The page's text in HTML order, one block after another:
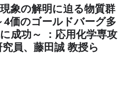
象の解明に迫る物質群
価のゴールドバーグ多
成功～ ：応用化学専攻
員、藤田誠 教授ら